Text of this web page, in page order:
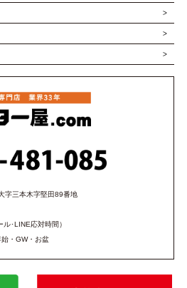
字三本木字堅田89番地
･LINE応対時間）
・GW・お盆